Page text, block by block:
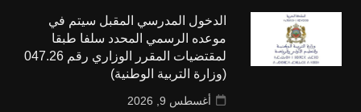
الدخول المدرسي المقبل سیتم في
موعده الرسمي المحدد سلفا طبقا
لمقتضیات المقرر الوزاري رقم 047.26
(وزارة التربية الوطنية)
أغسطس 9, 2026